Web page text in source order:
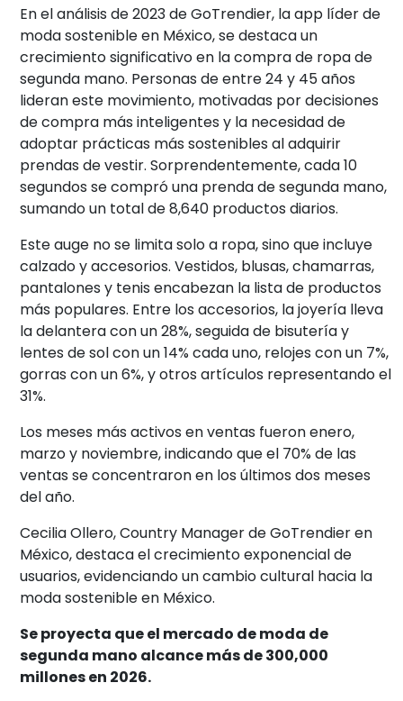
En el análisis de 2023 de GoTrendier, la app líder de
moda sostenible en México, se destaca un
crecimiento significativo en la compra de ropa de
segunda mano. Personas de entre 24 y 45 años
lideran este movimiento, motivadas por decisiones
de compra más inteligentes y la necesidad de
adoptar prácticas más sostenibles al adquirir
prendas de vestir. Sorprendentemente, cada 10
segundos se compró una prenda de segunda mano,
sumando un total de 8,640 productos diarios.
Este auge no se limita solo a ropa, sino que incluye
calzado y accesorios. Vestidos, blusas, chamarras,
pantalones y tenis encabezan la lista de productos
más populares. Entre los accesorios, la joyería lleva
la delantera con un 28%, seguida de bisutería y
lentes de sol con un 14% cada uno, relojes con un 7%,
gorras con un 6%, y otros artículos representando el
31%.
Los meses más activos en ventas fueron enero,
marzo y noviembre, indicando que el 70% de las
ventas se concentraron en los últimos dos meses
del año.
Cecilia Ollero, Country Manager de GoTrendier en
México, destaca el crecimiento exponencial de
usuarios, evidenciando un cambio cultural hacia la
moda sostenible en México.
Se proyecta que el mercado de moda de
segunda mano alcance más de 300,000
millones en 2026.